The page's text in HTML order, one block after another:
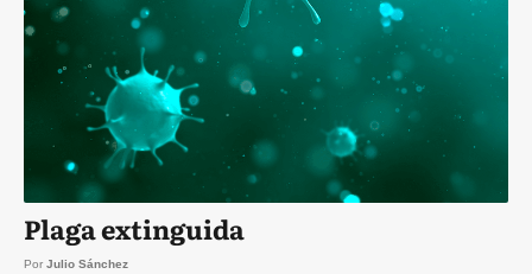
Plaga extinguida
Por Julio Sánchez